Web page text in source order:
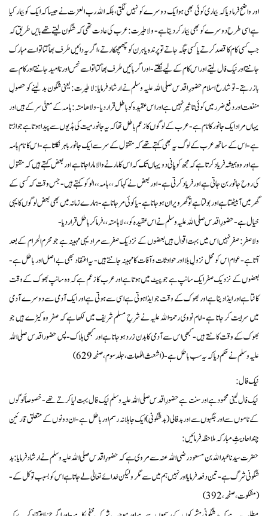
اور واضح فرما دیا کہ بیماری کوئی بھی ہو ایک دوسرے کو نہیں لگتی، بلکہ الله رب العزت نے جیسا کہ ایک کو بیمار کیا
ہے اسی طرح دوسرے کو بھی بیمار کر دیتا ہے- ولا طیرت: عرب کی عادت تھی کہ شگون لیتے تھے بایں طریق کہ
جب کسی کام کا قصد کرتے یا کسی جگہ جاتے تو پرندہ یا ہرن کو چھچھکارتے، اگر یہ دائیں طرف بھاگتا تو اسے مبارک
جانتے اور نیک فال لیتے اور اس کام کے لیے نکلتے- اور اگر بائیں طرف بھاگتا تو اسے نحس اور ناامید جانتے اور کام سے
باز رہتے- تو شارع اسلام حضورِ اقدس صلی الله علیہ وسلم نے ارشاد فرمایا: لا طیرت: یعنی شگون بد لینے کو حصولِ
منفعت اور دفع ضرر میں کوئی تاثیر نہیں ہے اور اس عقیدہ کو باطل قرار دیا- ولا ھامتہ: ہامہ کے معنیٰ سر کے ہیں اور
یہاں مراد ایک جانور کا نام ہے- عرب کے لوگوں کا زعم باطل تھا کہ یہ جانور میت کی ہڈیوں سے پیدا ہوتا ہے جو اڑتا
ہے- اس کے ساتھ عرب کے لوگ یہ بھی کہتے تھے کہ مقتول کے سر سے ایک جانور باہر نکلتا ہے- اس کا نام ہامہ
ہے اور وہ ہمیشہ فریاد کرتا ہے کہ مجھ کو پانی دو یہاں تک کہ اس کا مارنے والا مارا جاتا ہے اور بعض کہتے ہیں کہ مقتول
کی روح جانور بن جاتی ہے اور فریاد کرتی ہے- اور بعض نے کہا کہ ،،ہامہ،، الو کو کہتے ہیں- جس وقت کہ کسی کے
گھر میں آ بیٹھتا ہے اور بولتا ہے تو گھر ویران ہو جاتا ہے- یا کوئی مر جاتا ہے- ہمارے زمانہ میں بھی بعض لوگوں کا یہی
خیال ہے- حضورِ اقدس صلی الله علیہ وسلم نے اس عقیدہ کو ،،لا ہامتہ،، فرما کر باطل قرار دیا-
ولا صفر: صفر نہیں اس میں بہت اقوال ہیں بعضوں کے نزدیک صفر سے مراد یہی مہینہ ہے جو محرم الحرام کے بعد
آتا ہے- عوام اس کو محل نزولِ بلا اور حوادثات و آفات کا مہینہ جانتے ہیں- یہ اعتقاد بھی بے اصل اور باطل ہے-
بعضوں کے نزدیک صفر ایک سانپ ہے جو پیٹ میں ہوتا ہے اور عرب کا زعم ہے کہ وہ سانپ بھوک کے وقت
کاٹتا ہے اور ایذا دیتا ہے اور بھوک کے وقت جو ایذا ہوتی ہے اسی سے ہوتی ہے اور ایک آدمی سے دوسرے آدمی
میں سرایت کر جاتا ہے- امام نووی رحمۃ الله علیہ نے شرحِ مسلم شریف میں لکھا ہے کہ صفر وہ کیڑے ہیں جو
بھوک کے وقت کاٹتے ہیں- کبھی اس سے آدمی کا بدن زرد ہو جاتا ہے اور کبھی ہلاک- پس حضور اقدس صلی الله
علیہ وسلم نے حکم دیا کہ یہ سب باطل ہے- ( اشعت اللمعات، جلد سوم، صفحہ 629)
نیک فال:
نیک فال لینی محمود ہے اور سنت ہے حضورِ اقدس صلی الله علیہ وسلم نیک فال بہت لیا کرتے تھے- خصوصاََ لوگوں
کے ناموں سے اور جگہوں سے اور بد فالی (بد شگونی) ایک جاہلانہ رسم اور باطل ہے- ان دونوں کے متعلق قارئین
چند احادیثِ مبارکہ ملاحظہ فرمائیں:
حضرت سیدنا عبد الله بن مسعود رضی الله عنہ سے مروی ہے کہ حضورِ اقدس صلی الله علیہ وسلم نے ارشاد فرمایا: بد
شگونی شرگ ہے- تین دفعہ فرمایا اور نہیں ہم میں سے مگر و لیکن خدائے تعالیٰ لے جاتا ہے اس کو بسبب توکل کے-
( مشکوت، صفحہ، 392)